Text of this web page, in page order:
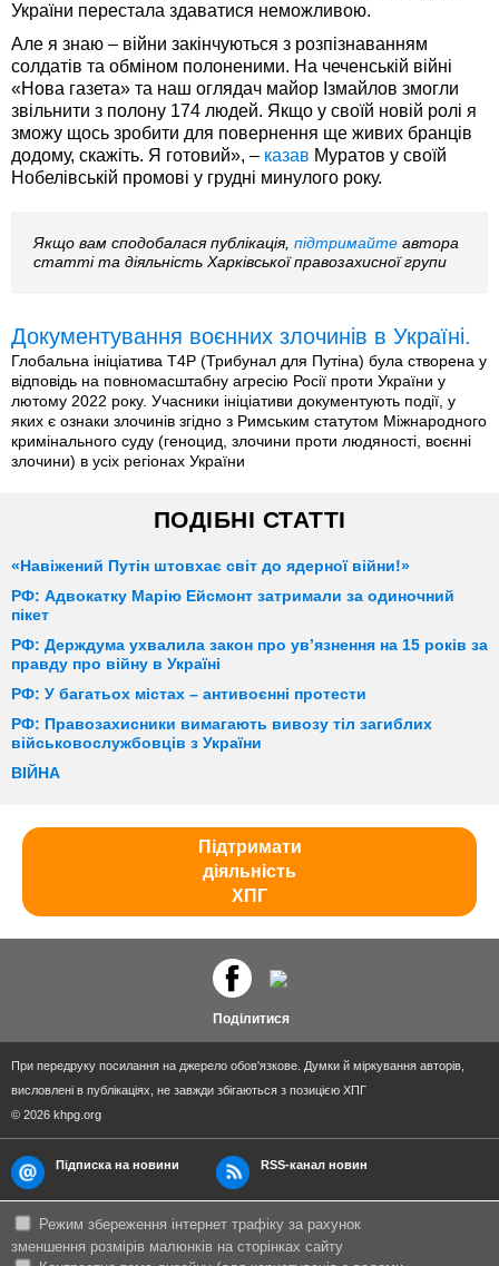
України перестала здаватися неможливою.
Але я знаю – війни закінчуються з розпізнаванням
солдатів та обміном полоненими. На чеченській війні
«Нова газета» та наш оглядач майор Ізмайлов змогли
звільнити з полону 174 людей. Якщо у своїй новій ролі я
зможу щось зробити для повернення ще живих бранців
додому, скажіть. Я готовий», – казав Муратов у своїй
Нобелівській промові у грудні минулого року.
Якщо вам сподобалася публікація, підтримайте автора
статті та діяльність Харківської правозахисної групи
Документування воєнних злочинів в Україні.
Глобальна ініціатива T4P (Трибунал для Путіна) була створена у
відповідь на повномасштабну агресію Росії проти України у
лютому 2022 року. Учасники ініціативи документують події, у
яких є ознаки злочинів згідно з Римським статутом Міжнародного
кримінального суду (геноцид, злочини проти людяності, воєнні
злочини) в усіх регіонах України
ПОДІБНІ СТАТТІ
«Навіжений Путін штовхає світ до ядерної війни!»
РФ: Адвокатку Марію Ейсмонт затримали за одиночний
пікет
РФ: Держдума ухвалила закон про ув’язнення на 15 років за
правду про війну в Україні
РФ: У багатьох містах – антивоєнні протести
РФ: Правозахисники вимагають вивозу тіл загиблих
військовослужбовців з України
ВІЙНА
Підтримати
діяльність
ХПГ
Поділитися
При передруку посилання на джерело обов'язкове. Думки й міркування авторів,
висловлені в публікаціях, не завжди збігаються з позицією ХПГ
© 2026 khpg.org
Підписка на новини RSS-канал новин
Режим збереження інтернет трафіку за рахунок
зменшення розмірів малюнків на сторінках сайту